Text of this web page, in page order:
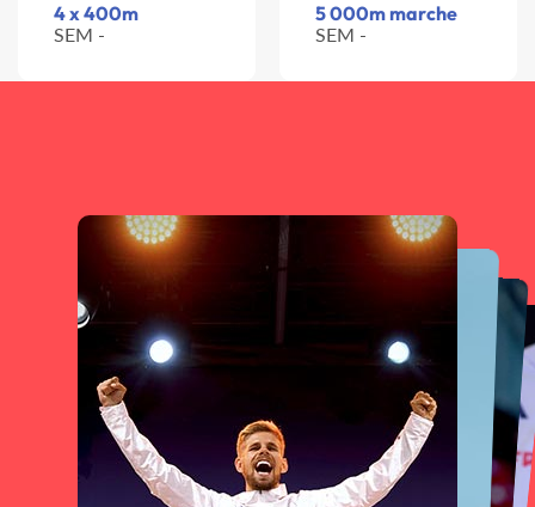
4 x 400m
SEM -
5 000m marche
SEM -